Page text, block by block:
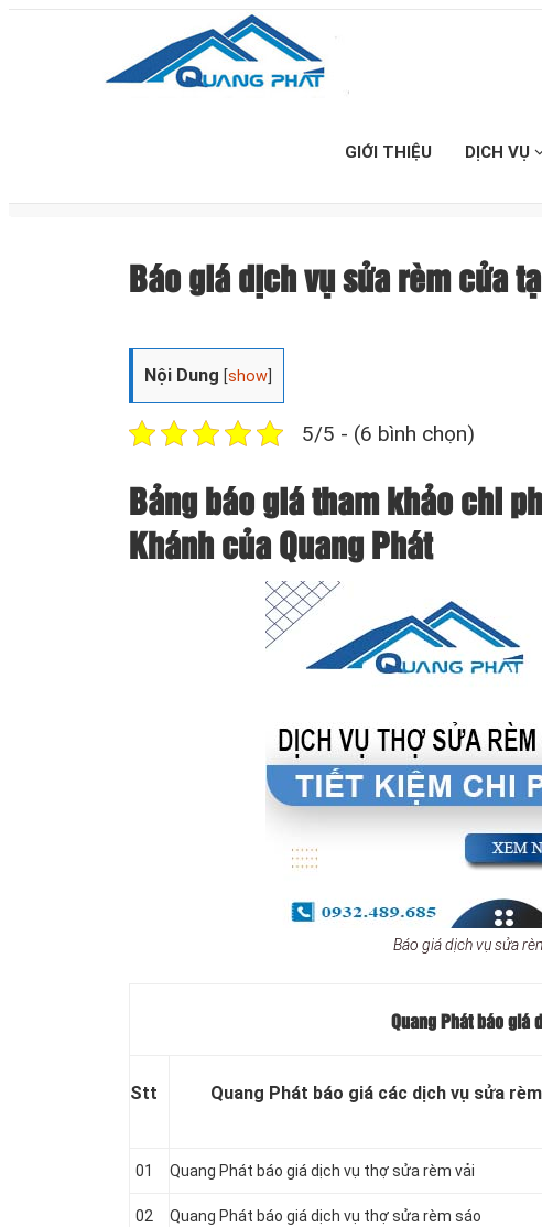
GIỚI THIỆU DỊCH VỤ
Báo giá dịch vụ sửa rèm cửa
Nội Dung [show
5/5 - (6 bình chọn)
Bảng báo giá tham khảo chi
Khánh của Quang Phát
Báo giá dịch vụ sửa
Quang Phát báo giá
Stt Quang Phát báo giá các dịch vụ sửa
01 Quang Phát báo giá dịch vụ thợ sửa rèm vải
02 Quang Phát báo giá dịch vụ thợ sửa rèm sáo